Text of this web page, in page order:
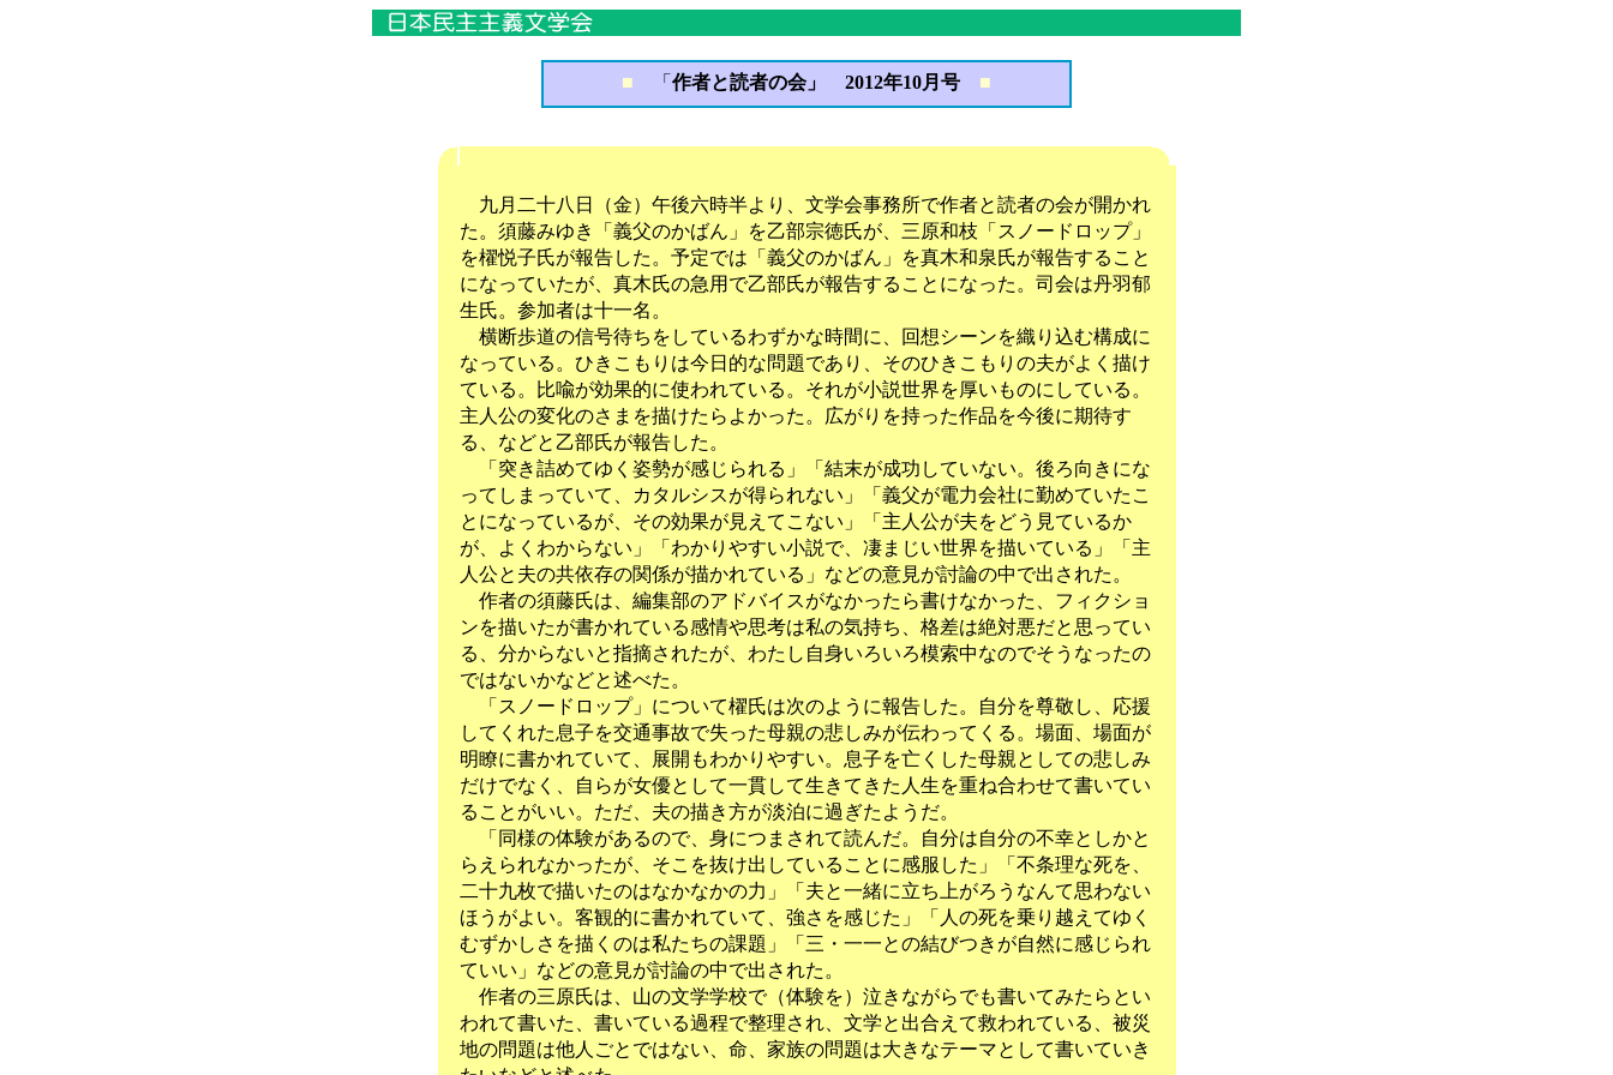
■ 「 作者と読者の会」 2012年10月号 ■
九月二十八日（金）午後六時半より、文学会事務所で作者と読者の会が開かれ
た。須藤みゆき「義父のかばん」を乙部宗徳氏が、三原和枝「スノードロップ」
を櫂悦子氏が報告した。予定では「義父のかばん」を真木和泉氏が報告すること
になっていたが、真木氏の急用で乙部氏が報告することになった。司会は丹羽郁
生氏。参加者は十一名。
横断歩道の信号待ちをしているわずかな時間に、回想シーンを織り込む構成に
なっている。ひきこもりは今日的な問題であり、そのひきこもりの夫がよく描け
ている。比喩が効果的に使われている。それが小説世界を厚いものにしている。
主人公の変化のさまを描けたらよかった。広がりを持った作品を今後に期待す
る、などと乙部氏が報告した。
「突き詰めてゆく姿勢が感じられる」「結末が成功していない。後ろ向きにな
ってしまっていて、カタルシスが得られない」「義父が電力会社に勤めていたこ
とになっているが、その効果が見えてこない」「主人公が夫をどう見ているか
が、よくわからない」「わかりやすい小説で、凄まじい世界を描いている」「主
人公と夫の共依存の関係が描かれている」などの意見が討論の中で出された。
作者の須藤氏は、編集部のアドバイスがなかったら書けなかった、フィクショ
ンを描いたが書かれている感情や思考は私の気持ち、格差は絶対悪だと思ってい
る、分からないと指摘されたが、わたし自身いろいろ模索中なのでそうなったの
ではないかなどと述べた。
「スノードロップ」について櫂氏は次のように報告した。自分を尊敬し、応援
してくれた息子を交通事故で失った母親の悲しみが伝わってくる。場面、場面が
明瞭に書かれていて、展開もわかりやすい。息子を亡くした母親としての悲しみ
だけでなく、自らが女優として一貫して生きてきた人生を重ね合わせて書いてい
ることがいい。ただ、夫の描き方が淡泊に過ぎたようだ。
「同様の体験があるので、身につまされて読んだ。自分は自分の不幸としかと
らえられなかったが、そこを抜け出していることに感服した」「不条理な死を、
二十九枚で描いたのはなかなかの力」「夫と一緒に立ち上がろうなんて思わない
ほうがよい。客観的に書かれていて、強さを感じた」「人の死を乗り越えてゆく
むずかしさを描くのは私たちの課題」「三・一一との結びつきが自然に感じられ
ていい」などの意見が討論の中で出された。
作者の三原氏は、山の文学学校で（体験を）泣きながらでも書いてみたらとい
われて書いた、書いている過程で整理され、文学と出合えて救われている、被災
地の問題は他人ごとではない、命、家族の問題は大きなテーマとして書いていき